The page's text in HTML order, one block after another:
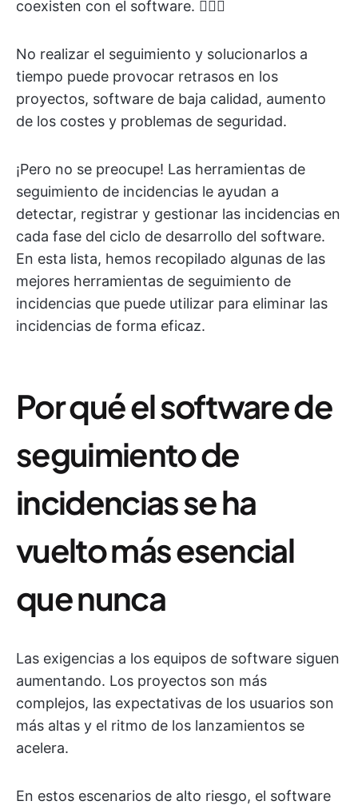
coexisten con el software. 🤷🏽‍♀️
No realizar el seguimiento y solucionarlos a
tiempo puede provocar retrasos en los
proyectos, software de baja calidad, aumento
de los costes y problemas de seguridad.
¡Pero no se preocupe! Las herramientas de
seguimiento de incidencias le ayudan a
detectar, registrar y gestionar las incidencias en
cada fase del ciclo de desarrollo del software.
En esta lista, hemos recopilado algunas de las
mejores herramientas de seguimiento de
incidencias que puede utilizar para eliminar las
incidencias de forma eficaz.
Por qué el software de
seguimiento de
incidencias se ha
vuelto más esencial
que nunca
Las exigencias a los equipos de software siguen
aumentando. Los proyectos son más
complejos, las expectativas de los usuarios son
más altas y el ritmo de los lanzamientos se
acelera.
En estos escenarios de alto riesgo, el software